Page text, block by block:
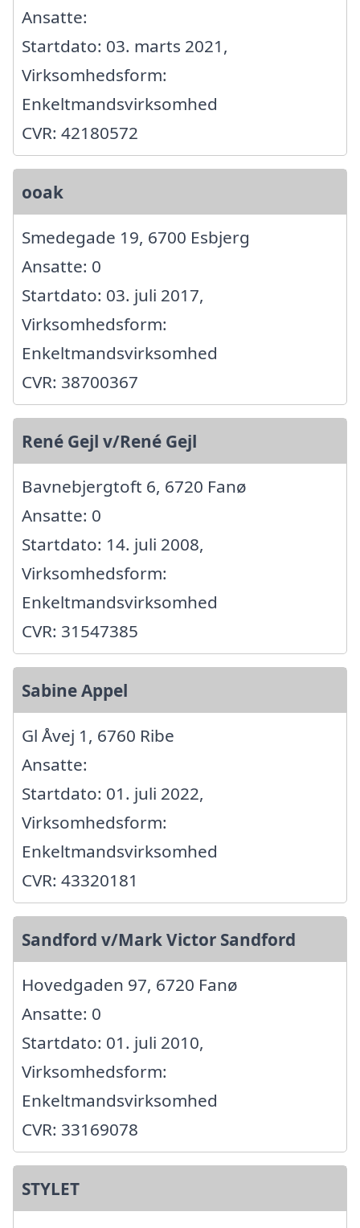
Ansatte:
Startdato: 03. marts 2021,
Virksomhedsform:
Enkeltmandsvirksomhed
CVR: 42180572
ooak
Smedegade 19, 6700 Esbjerg
Ansatte: 0
Startdato: 03. juli 2017,
Virksomhedsform:
Enkeltmandsvirksomhed
CVR: 38700367
René Gejl v/René Gejl
Bavnebjergtoft 6, 6720 Fanø
Ansatte: 0
Startdato: 14. juli 2008,
Virksomhedsform:
Enkeltmandsvirksomhed
CVR: 31547385
Sabine Appel
Gl Åvej 1, 6760 Ribe
Ansatte:
Startdato: 01. juli 2022,
Virksomhedsform:
Enkeltmandsvirksomhed
CVR: 43320181
Sandford v/Mark Victor Sandford
Hovedgaden 97, 6720 Fanø
Ansatte: 0
Startdato: 01. juli 2010,
Virksomhedsform:
Enkeltmandsvirksomhed
CVR: 33169078
STYLET